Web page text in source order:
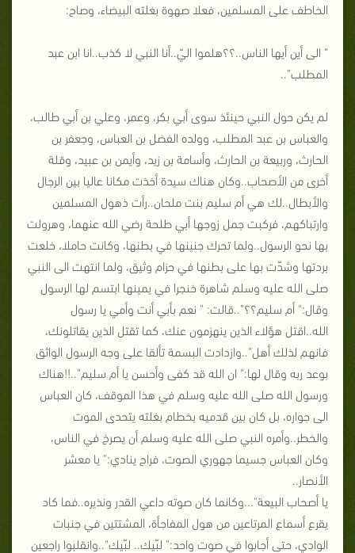
الخاطف على المسلمين، فعلا صهوة بغلته البيضاء، وصاح:
" الى أين أيها الناس..؟؟هلموا اليّ..أنا النبي لا كذب..انا ابن عبد
المطلب"..
لم يكن حول النبي حينئذ سوى أبي بكر، وعمر، وعلي بن أبي طالب،
والعباس بن عبد المطلب، وولده الفضل بن العباس، وجعفر بن
الحارث، وربيعة بن الحارث، وأسامة بن زيد، وأيمن بن عبيد، وقلة
أخرى من الأصحاب..وكان هناك سيدة أخذت مكانا عاليا بين الرجال
والأبطال..لك هي أم سليم بنت ملحان..رأت ذهول المسلمين
وارتباكهم، فركبت جمل زوجها أبي طلحة رضي الله عنهما، وهرولت
بها نحو الرسول..ولما تحرك جنينها في بطنها، وكانت حاملا، خلعت
بردتها وشدّت بها على بطنها في حزام وثيق، ولما انتهت الى النبي
صلى الله عليه وسلم شاهرة خنجرا في يمينها ابتسم لها الرسول
وقال:" أم سليم؟؟"..قالت: " نعم بأبي أنت وأمي يا رسول
الله..اقتل هؤلاء الذين ينهزمون عنك، كما تقتل الذين يقاتلونك،
فانهم لذلك أهل"..وازدادت البسمة تألقا على وجه الرسول الواثق
بوعد ربه وقال لها:" ان الله قد كفى وأحسن يا أم سليم"..!!هناك
ورسول الله صلى الله عليه وسلم في هذا الموقف، كان العباس
الى جواره، بل كان بين قدميه بخطام بغلته يتحدى الموت
والخطر..وأمره النبي صلى الله عليه وسلم أن يصرخ في الناس،
وكان العباس جسيما جهوري الصوت، فراح ينادي:" يا معشر
الأنصار..
يا أصحاب البيعة"...وكانما كان صوته داعي القدر ونذيره..فما كاد
يقرع أسماع المرتاعين من هول المفاجأة، المشتتين في جنبات
الوادي، حتى أجابوا في صوت واحد:" لبّيك.. لبّيك"..وانقلبوا راجعين